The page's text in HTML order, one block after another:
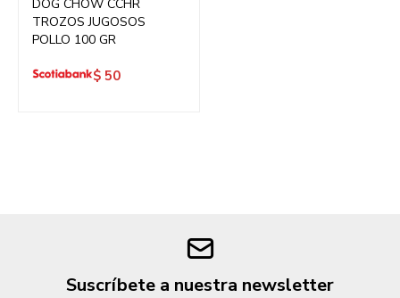
DOG CHOW CCHR
TROZOS JUGOSOS
POLLO 100 GR
$ 50
Suscríbete a nuestra newsletter